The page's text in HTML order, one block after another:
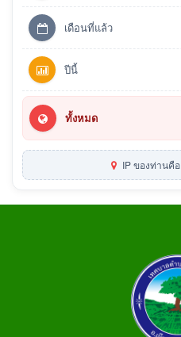
เดือนที่แล้ว
ปีนี้
ทั้งหมด
IP ของท่านคือ